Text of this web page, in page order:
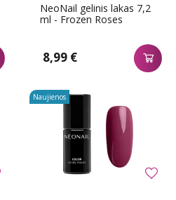
NeoNail gelinis lakas 7,2
ml - Frozen Roses
8,99 €
Naujienos